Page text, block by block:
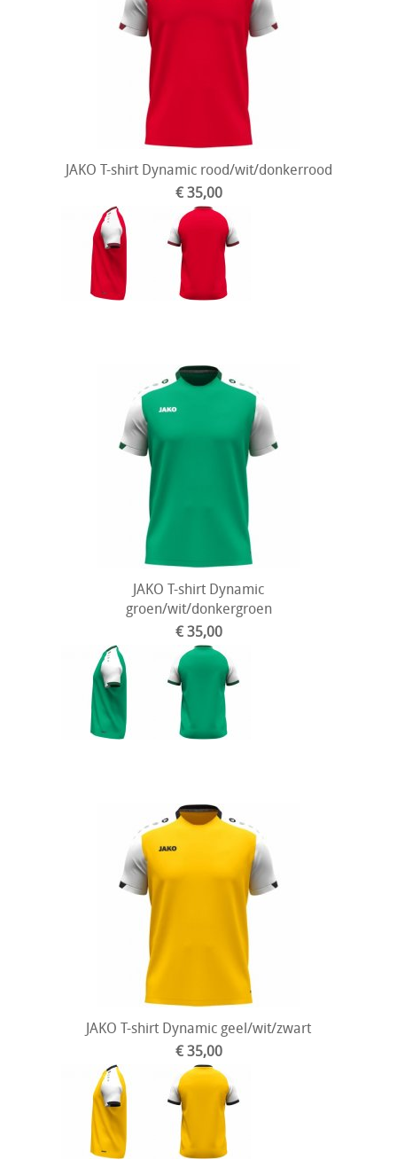
JAKO T-shirt Dynamic rood/wit/donkerrood
€ 35,00
JAKO T-shirt Dynamic
groen/wit/donkergroen
€ 35,00
JAKO T-shirt Dynamic geel/wit/zwart
€ 35,00